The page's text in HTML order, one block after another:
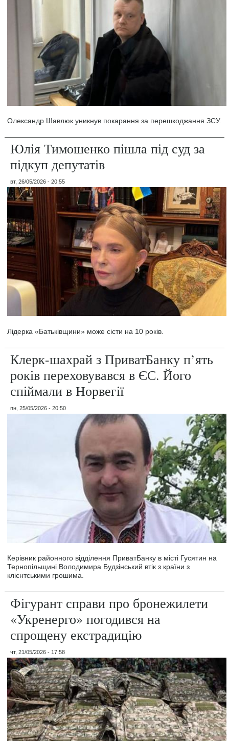
Олександр Шавлюк уникнув покарання за перешкоджання ЗСУ.
Юлія Тимошенко пішла під суд за
підкуп депутатів
вт, 26/05/2026 - 20:55
Лідерка «Батьківщини» може сісти на 10 років.
Клерк-шахрай з ПриватБанку п’ять
років переховувався в ЄС. Його
спіймали в Норвегії
пн, 25/05/2026 - 20:50
Керівник районного відділення ПриватБанку в місті Гусятин на
Тернопільщині Володимира Будзінський втік з країни з
клієнтськими грошима.
Фігурант справи про бронежилети
«Укренерго» погодився на
спрощену екстрадицію
чт, 21/05/2026 - 17:58